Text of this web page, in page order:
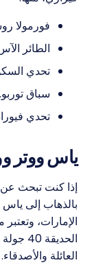
فورمولا
الطائر
تحدي
سباق توربو.
تحدي
ياس ووتر
إذا كنت تبحث عن
بالذهاب إلى ياس
الإمارات،
العائلة والأصدقاء.